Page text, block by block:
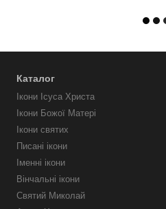
Каталог
Ікони Ісуса Христа
Ікони Божої Матері
Ікони святих
Писані ікони
Іменні ікони
Вінчальні ікони
Святий Миколай